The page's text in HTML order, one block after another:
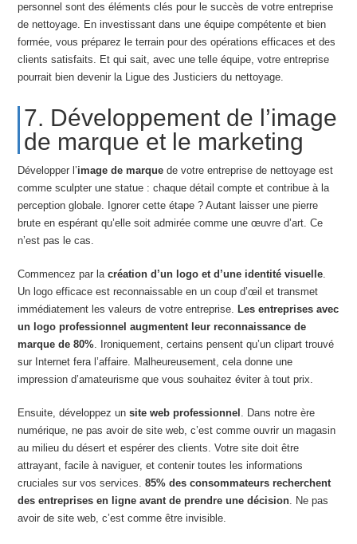
personnel sont des éléments clés pour le succès de votre entreprise
de nettoyage. En investissant dans une équipe compétente et bien
formée, vous préparez le terrain pour des opérations efficaces et des
clients satisfaits. Et qui sait, avec une telle équipe, votre entreprise
pourrait bien devenir la Ligue des Justiciers du nettoyage.
7. Développement de l’image
de marque et le marketing
Développer l’image de marque de votre entreprise de nettoyage est
comme sculpter une statue : chaque détail compte et contribue à la
perception globale. Ignorer cette étape ? Autant laisser une pierre
brute en espérant qu’elle soit admirée comme une œuvre d’art. Ce
n’est pas le cas.
Commencez par lacréation d’un logo et d’une identité visuelle
Un logo efficace est reconnaissable en un coup d’œil et transmet
immédiatement les valeurs de votre entreprise.Les entreprises avec
un logo professionnel augmentent leur reconnaissance de
marque de 80% . Ironiquement, certains pensent qu’un clipart trouvé
sur Internet fera l’affaire. Malheureusement, cela donne une
impression d’amateurisme que vous souhaitez éviter à tout prix.
Ensuite, développez unsite web professionnel . Dans notre ère
numérique, ne pas avoir de site web, c’est comme ouvrir un magasin
au milieu du désert et espérer des clients. Votre site doit être
attrayant, facile à naviguer, et contenir toutes les informations
cruciales sur vos services.85% des consommateurs recherchent
des entreprises en ligne avant de prendre une décision . Ne pas
avoir de site web, c’est comme être invisible.